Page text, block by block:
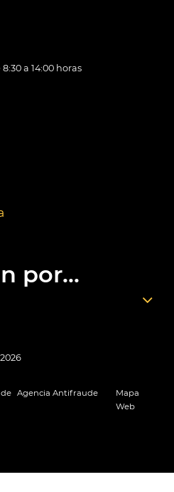
a 14:00 horas
por...
2026
Agencia Antifraude
Mapa
Web